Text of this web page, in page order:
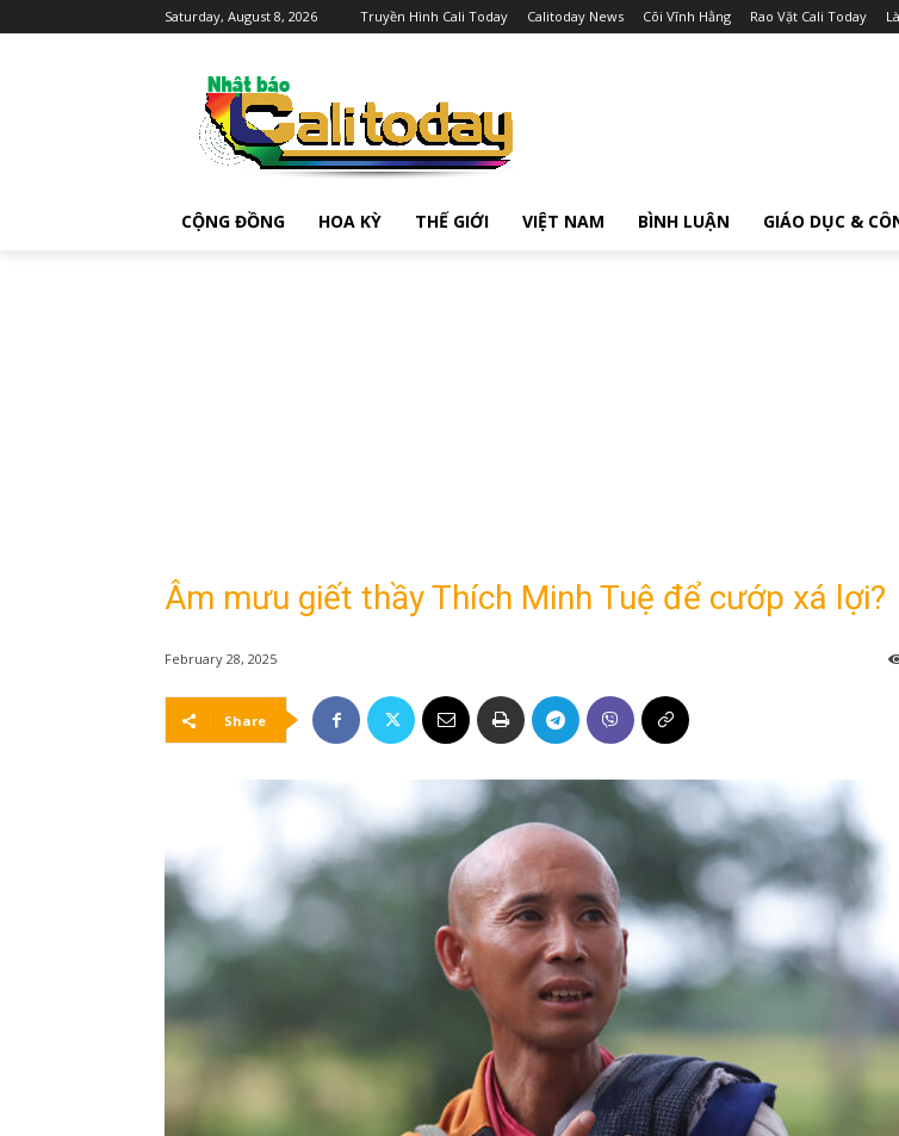
Saturday, August 8, 2026 Truyền Hình Cali Today Calitoday News Cõi Vĩnh Hằng Rao Vặt Cali Today
CỘNG ĐỒNG HOA KỲ THẾ GIỚI VIỆT NAM BÌNH LUẬN GIÁO DỤC &
Âm mưu giết thầy Thích Minh Tuệ để cướp xá lợi?
February 28, 2025
Share